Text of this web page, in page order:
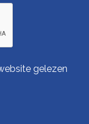
gelezen